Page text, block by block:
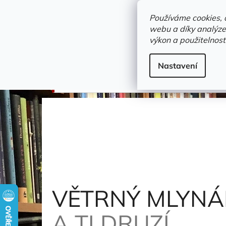
Používáme
webu a díky
výkon a
Nastavení
Novinky Trvalky a
VĚTRNÝ MLYNÁŘ A JEHO DCERAHašek
VĚTRNÝ